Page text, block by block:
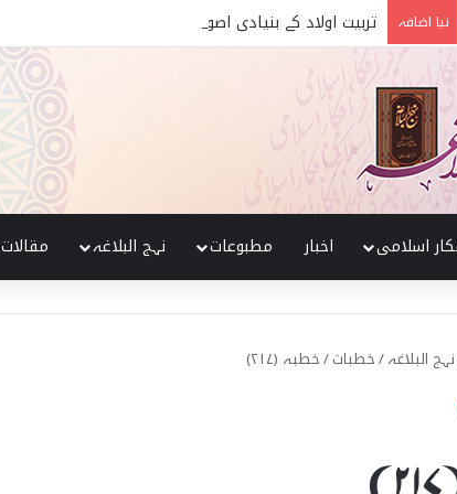
نیا اضافہ تربیت اولاد کے بنیادی اصول نہج البلاغہ کی روشنی میں
اسلامی اخبار مطبوعات نہج البلاغہ مقالات
نہج البلاغہ/خطبات/خطبہ (۲۱۷)